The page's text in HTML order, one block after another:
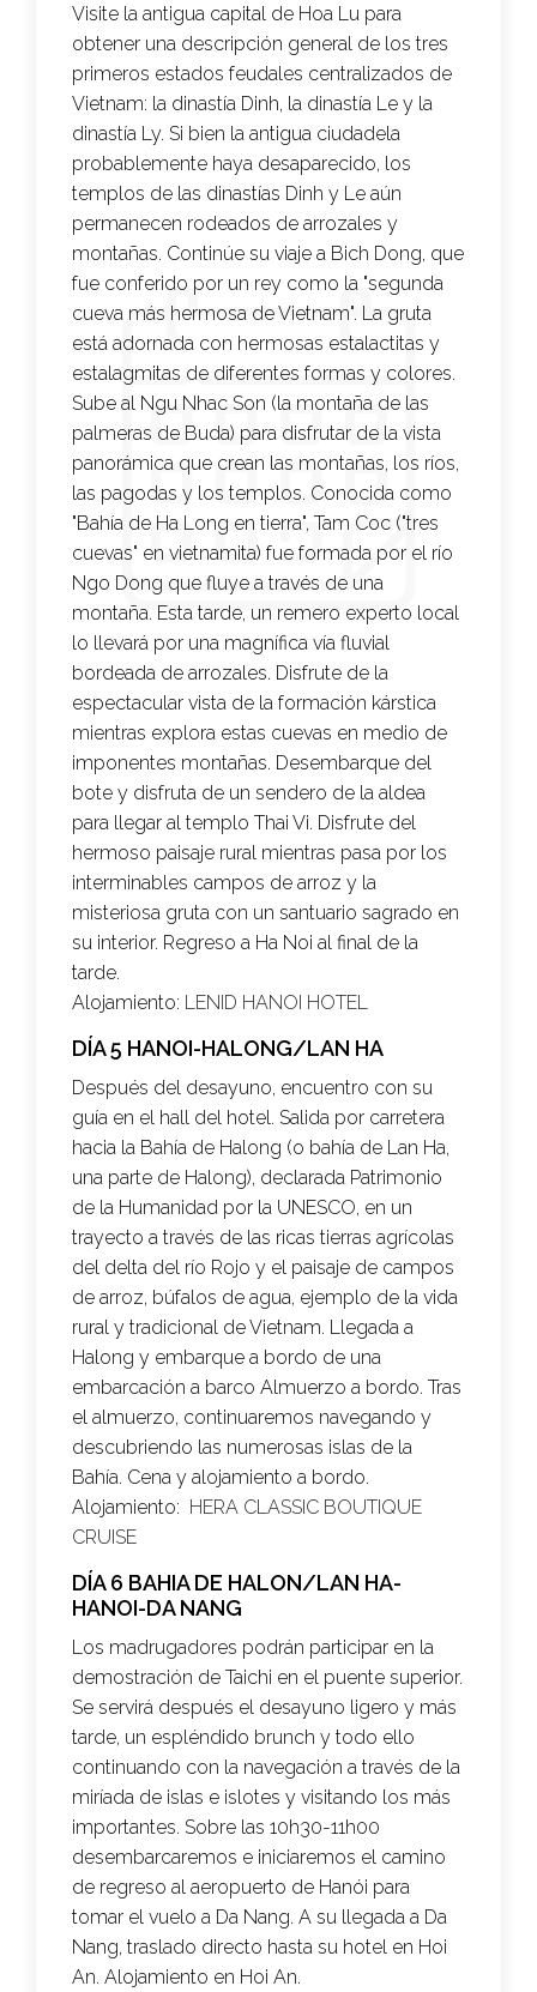
Visite la antigua capital de Hoa Lu para
obtener una descripción general de los tres
primeros estados feudales centralizados de
Vietnam: la dinastía Dinh, la dinastía Le y la
dinastía Ly. Si bien la antigua ciudadela
probablemente haya desaparecido, los
templos de las dinastías Dinh y Le aún
permanecen rodeados de arrozales y
montañas. Continúe su viaje a Bich Dong, que
fue conferido por un rey como la "segunda
cueva más hermosa de Vietnam". La gruta
está adornada con hermosas estalactitas y
estalagmitas de diferentes formas y colores.
Sube al Ngu Nhac Son (la montaña de las
palmeras de Buda) para disfrutar de la vista
panorámica que crean las montañas, los ríos,
las pagodas y los templos. Conocida como
"Bahía de Ha Long en tierra", Tam Coc ("tres
cuevas" en vietnamita) fue formada por el río
Ngo Dong que fluye a través de una
montaña. Esta tarde, un remero experto local
lo llevará por una magnífica vía fluvial
bordeada de arrozales. Disfrute de la
espectacular vista de la formación kárstica
mientras explora estas cuevas en medio de
imponentes montañas. Desembarque del
bote y disfruta de un sendero de la aldea
para llegar al templo Thai Vi. Disfrute del
hermoso paisaje rural mientras pasa por los
interminables campos de arroz y la
misteriosa gruta con un santuario sagrado en
su interior. Regreso a Ha Noi al final de la
tarde.
Alojamiento: LENID HANOI HOTEL
DÍA 5 HANOI-HALONG/LAN HA
Después del desayuno, encuentro con su
guía en el hall del hotel. Salida por carretera
hacia la Bahía de Halong (o bahía de Lan Ha,
una parte de Halong), declarada Patrimonio
de la Humanidad por la UNESCO, en un
trayecto a través de las ricas tierras agrícolas
del delta del río Rojo y el paisaje de campos
de arroz, búfalos de agua, ejemplo de la vida
rural y tradicional de Vietnam. Llegada a
Halong y embarque a bordo de una
embarcación a barco Almuerzo a bordo. Tras
el almuerzo, continuaremos navegando y
descubriendo las numerosas islas de la
Bahía. Cena y alojamiento a bordo.
Alojamiento: HERA CLASSIC BOUTIQUE
CRUISE
DÍA 6 BAHIA DE HALON/LAN HA-
HANOI-DA NANG
Los madrugadores podrán participar en la
demostración de Taichi en el puente superior.
Se servirá después el desayuno ligero y más
tarde, un espléndido brunch y todo ello
continuando con la navegación a través de la
miríada de islas e islotes y visitando los más
importantes. Sobre las 10h30-11h00
desembarcaremos e iniciaremos el camino
de regreso al aeropuerto de Hanói para
tomar el vuelo a Da Nang. A su llegada a Da
Nang, traslado directo hasta su hotel en Hoi
An. Alojamiento en Hoi An.